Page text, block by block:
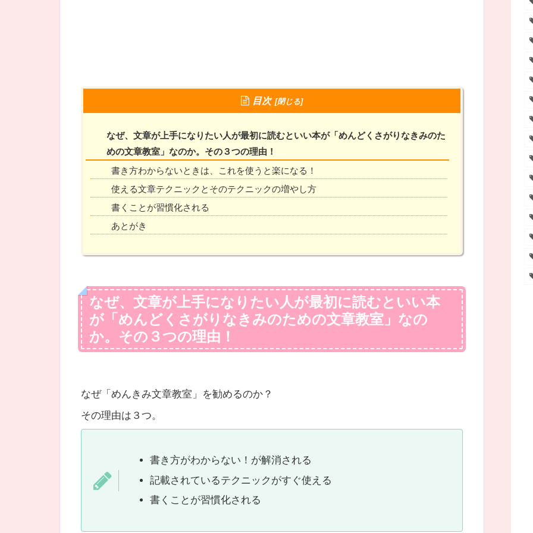
目次
なぜ、文章が上手になりたい人が最初に読むといい本が「めんどくさがりなきみのた
めの文章教室」なのか。その３つの理由！
書き方わからないときは、これを使うと楽になる！
使える文章テクニックとそのテクニックの増やし方
書くことが習慣化される
あとがき
なぜ、文章が上手になりたい人が最初に読むといい本
が「めんどくさがりなきみのための文章教室」なの
か。その３つの理由！
なぜ「めんきみ文章教室」を勧めるのか？
その理由は３つ。
書き方がわからない！が解消される
記載されているテクニックがすぐ使える
書くことが習慣化される